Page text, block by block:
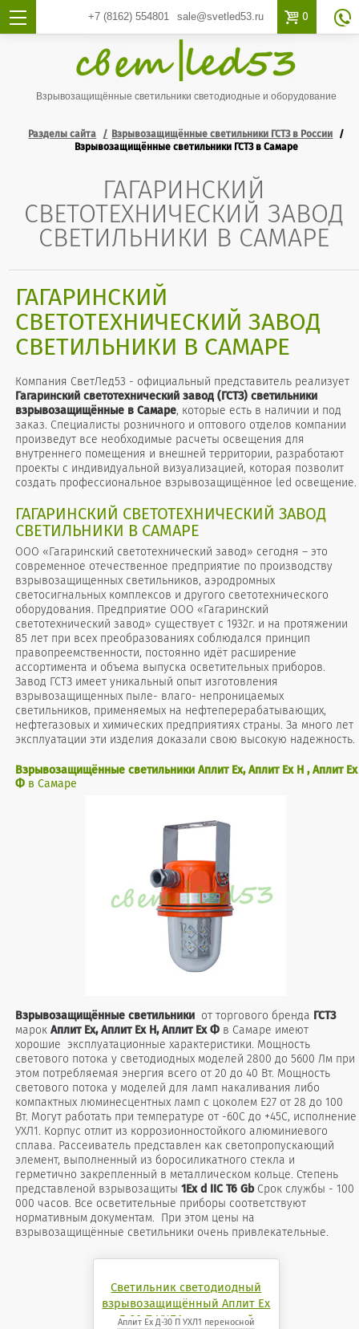
+7 (8162)554801 sale@svetled53.ru  0 
Взрывозащищённые светильники светодиодные и оборудование
Разделы сайта
Взрывозащищённые светильники ГСТЗ в России
Взрывозащищённые светильники ГСТЗ в Самаре
ГАГАРИНСКИЙ
СВЕТОТЕХНИЧЕСКИЙ ЗАВОД
СВЕТИЛЬНИКИ В САМАРЕ
ГАГАРИНСКИЙ
СВЕТОТЕХНИЧЕСКИЙ ЗАВОД
СВЕТИЛЬНИКИ В САМАРЕ
Компания СветЛед53 - официальный представитель реализует
Гагаринский светотехнический завод (ГСТЗ) светильники
взрывозащищённые в Самаре, которые есть в наличии и под
заказ. Специалисты розничного и оптового отделов компании
произведут все необходимые расчеты освещения для
внутреннего помещения и внешней территории, разработают
проекты с индивидуальной визуализацией, которая позволит
создать профессиональное взрывозащищённое led освещение.
ГАГАРИНСКИЙ СВЕТОТЕХНИЧЕСКИЙ ЗАВОД
СВЕТИЛЬНИКИ В САМАРЕ
ООО «Гагаринский светотехнический завод» сегодня – это
современное отечественное предприятие по производству
взрывозащищенных светильников, аэродромных
светосигнальных комплексов и другого светотехнического
оборудования. Предприятие ООО «Гагаринский
светотехнический завод» существует с 1932г. и на протяжении
85 лет при всех преобразованиях соблюдался принцип
правопреемственности, постоянно идёт расширение
ассортимента и объема выпуска осветительных приборов.
Завод ГСТЗ имеет уникальный опыт изготовления
взрывозащищенных пыле- влаго- непроницаемых
светильников, применяемых на нефтеперерабатывающих,
нефтегазовых и химических предприятиях страны. За много лет
эксплуатации эти изделия доказали свою высокую надежность.
Взрывозащищённые светильники Аплит Ex, Аплит Ex Н , Аплит Ex
Ф в Самаре
Взрывозащищённые светильникиот торгового бренда ГСТЗ
марок АплитEx, Аплит Ex Н, Аплит Ex Ф в Самаре имеют
хорошие эксплуатационные характеристики. Мощность
светового потока у светодиодных моделей 2800 до 5600 Лм при
этом потребляемая энергия всего от 20 до 40 Вт. Мощность
светового потока у моделей для ламп накаливания либо
компактных люминесцентных ламп с цоколем Е27 от 28 до 100
Вт. Могут работать при температуре от -60С до +45С, исполнение
УХЛ1. Корпус отлит из коррозионностойкого алюминиевого
сплава. Рассеиватель представлен как светопропускающий
элемент, выполненный из боросиликатного стекла и
герметично закрепленный в металлическом кольце. Степень
представленой взрывозащиты 1Ex d IIС T6 GbСрок службы - 100
000 часов. Все осветительные приборы соответствуют
нормативным документам. При этом цены на
взрывозащищённые светильники очень привлекательные.
Светильник светодиодный
взрывозащищённый Аплит Ех
Д-30 П УХЛ1 переносной
Аплит Ех Д-30 П УХЛ1 переносной